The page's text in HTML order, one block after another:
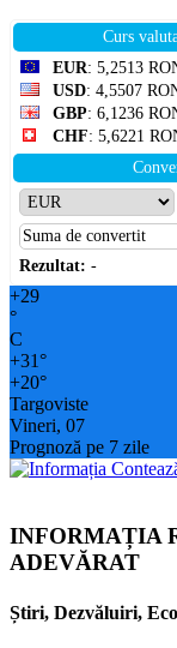
Curs
EUR: 5,2513
USD: 4,5507
GBP: 6,1236
CHF: 5,6221
Rezultat: -
+29
°
C
+31°
+20°
Targoviste
Vineri, 07
Prognoză pe 7 zile
INFORMAȚIA
ADEVĂRAT
Știri, Dezvăluiri,